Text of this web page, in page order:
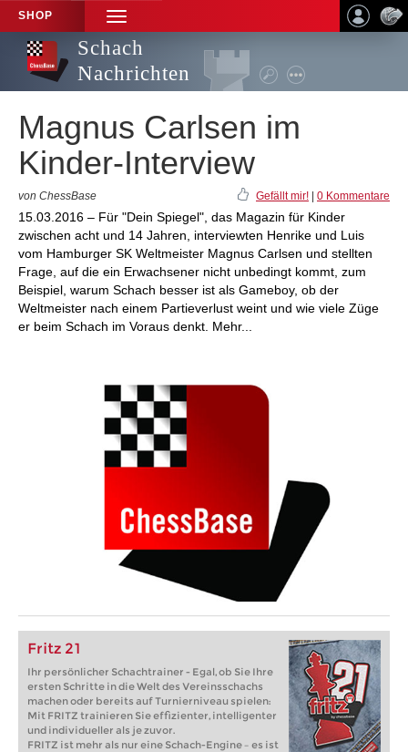
SHOP
TOGGLE
NAVIGATION
Schach
Nachrichten
Magnus Carlsen im
Kinder-Interview
von ChessBase Gefällt mir! 0 Kommentare
15.03.2016 – Für "Dein Spiegel", das Magazin für Kinder
zwischen acht und 14 Jahren, interviewten Henrike und Luis
vom Hamburger SK Weltmeister Magnus Carlsen und stellten
Frage, auf die ein Erwachsener nicht unbedingt kommt, zum
Beispiel, warum Schach besser ist als Gameboy, ob der
Weltmeister nach einem Partieverlust weint und wie viele Züge
er beim Schach im Voraus denkt. Mehr...
Fritz 21
Ihr persönlicher Schachtrainer - Egal, ob Sie Ihre
ersten Schritte in die Welt des Vereinsschachs
machen oder bereits auf Turnierniveau spielen:
Mit FRITZ trainieren Sie effizienter, intelligenter
und individueller als je zuvor.
FRITZ ist mehr als nur eine Schach-Engine – es ist